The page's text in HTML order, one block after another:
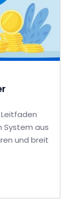
System aus
und breit